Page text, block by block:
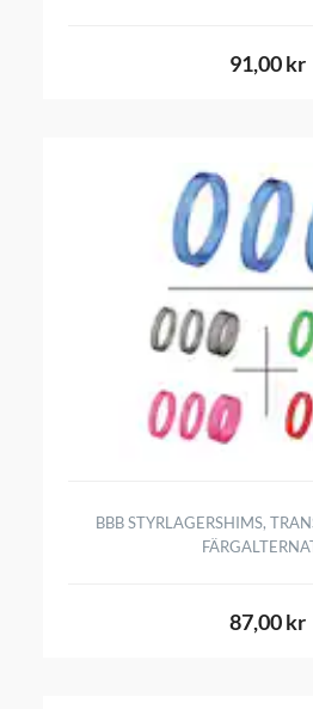
91,00 kr
BBB STYRLAGERSHIMS,
87,00 kr